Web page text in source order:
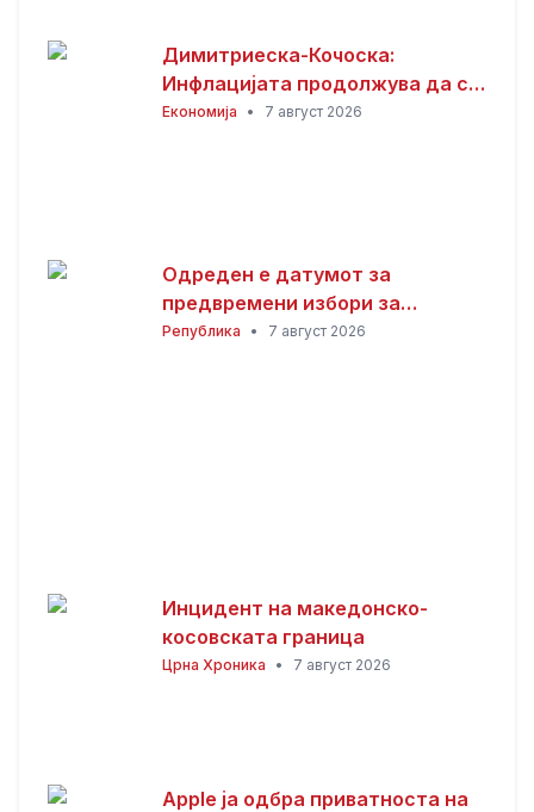
Димитриеска-Кочоска:
Инфлацијата продолжува да се
намалува
Економија • 7 август 2026
Одреден е датумот за
предвремени избори за
градоначалник на Општина
Република • 7 август 2026
Инцидент на македонско-
косовската граница
Црна Хроника • 7 август 2026
Apple ја одбра приватноста на